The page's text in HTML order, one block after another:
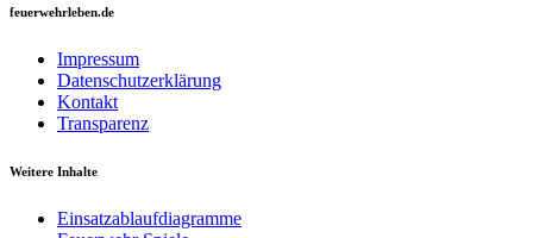
feuerwehrleben.de
Impressum
Datenschutzerklärung
Kontakt
Transparenz
Weitere Inhalte
Einsatzablaufdiagramme